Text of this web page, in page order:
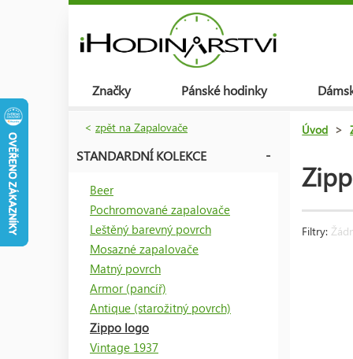
Značky Pánské hodinky
< zpět na Zapalovače
STANDARDNÍ KOLEKCE
Beer
Pochromované zapalovače
Leštěný barevný povrch
Mosazné zapalovače
Matný povrch
Armor (pancíř)
Antique (starožitný povrch)
Zippo logo
Vintage 1937
Úvod >
Filtry: